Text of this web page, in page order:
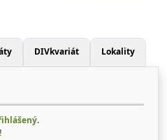
DIVkvariát Lokality
.